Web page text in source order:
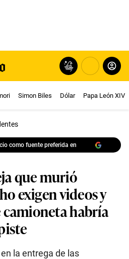
Simon Biles Dólar Papa León XIV
como fuente preferida en
que murió
exigen videos y
habría
la entrega de las